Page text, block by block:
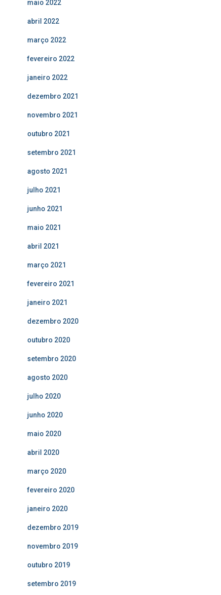
maio 2022
abril 2022
março 2022
fevereiro 2022
janeiro 2022
dezembro 2021
novembro 2021
outubro 2021
setembro 2021
agosto 2021
julho 2021
junho 2021
maio 2021
abril 2021
março 2021
fevereiro 2021
janeiro 2021
dezembro 2020
outubro 2020
setembro 2020
agosto 2020
julho 2020
junho 2020
maio 2020
abril 2020
março 2020
fevereiro 2020
janeiro 2020
dezembro 2019
novembro 2019
outubro 2019
setembro 2019